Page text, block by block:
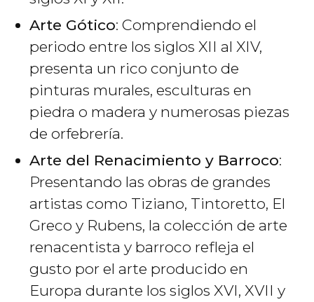
Arte Gótico: Comprendiendo el
periodo entre los siglos XII al XIV,
presenta un rico conjunto de
pinturas murales, esculturas en
piedra o madera y numerosas piezas
de orfebrería.
Arte del Renacimiento y Barroco:
Presentando las obras de grandes
artistas como Tiziano, Tintoretto, El
Greco y Rubens, la colección de arte
renacentista y barroco refleja el
gusto por el arte producido en
Europa durante los siglos XVI, XVII y